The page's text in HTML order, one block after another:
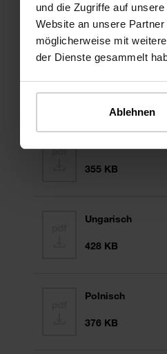
und die Zugriffe auf
Website an unsere
möglicherweise mit
der Dienste gesammelt
Ablehnen
Deutsch
365 KB
355 KB
Ungarisch
428 KB
Polnisch
376 KB